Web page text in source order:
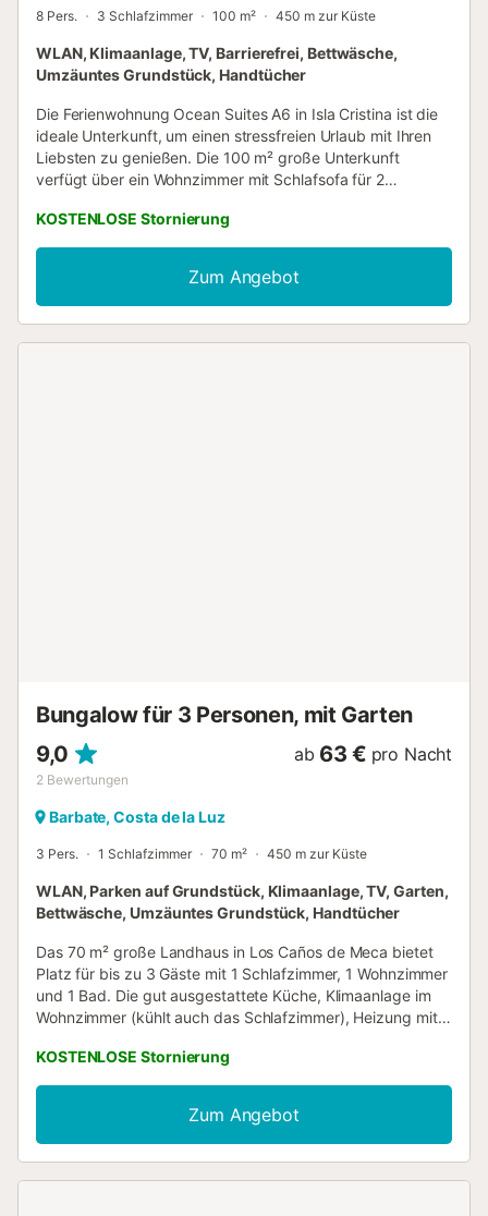
8 Pers. 3 Schlafzimmer 100 m² 450 m zur Küste
WLAN, Klimaanlage, TV, Barrierefrei, Bettwäsche,
Umzäuntes Grundstück, Handtücher
Die Ferienwohnung Ocean Suites A6 in Isla Cristina ist die
ideale Unterkunft, um einen stressfreien Urlaub mit Ihren
Liebsten zu genießen. Die 100 m² große Unterkunft
verfügt über ein Wohnzimmer mit Schlafsofa für 2
Geschirrspüler, 3 Schlafzimmer und 2 Badezimmer und
bietet Platz für bis zu 8 Personen. Zur weiteren
Ausstattung gehören WLAN, Klimaanlage, Waschmaschine
und Fernseher. Ein Babybett kann auf Anfrage
bereitgestellt werden. Ein besonderes Highlight ist der
KOSTENLOSE Stornierung
Zum Angebot
Bungalow für 3 Personen, mit Garten
9,0
2 Bewertungen
ab 63 € pro Nacht
Barbate, Costa de la Luz
3 Pers. 1 Schlafzimmer 70 m² 450 m zur Küste
WLAN, Parken auf Grundstück, Klimaanlage, TV, Garten,
Bettwäsche, Umzäuntes Grundstück, Handtücher
Das 70 m² große Landhaus in Los Caños de Meca bietet
Platz für bis zu 3 Gäste mit 1 Schlafzimmer, 1 Wohnzimmer
und 1 Bad. Die gut ausgestattete Küche, Klimaanlage im
Wohnzimmer (kühlt auch das Schlafzimmer), Heizung mit
Deckenventilator und ein eigener Arbeitsplatz sorgen für
Komfort. Für Familien stehen 1 Babybett und 1 Hochstuhl
bereit. Genießen Sie den Garten und die private Terrasse –
ideal zum Entspannen oder für Mahlzeiten im Freien mit
Ihrem eigenen Grill. Der Strand und öffentliche
KOSTENLOSE Stornierung
Zum Angebot